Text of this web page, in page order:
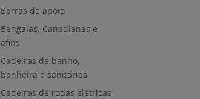
Barras de apoio
Bengalas, Canadianas e
afins
Cadeiras de banho,
banheira e sanitárias
Cadeiras de rodas elétricas